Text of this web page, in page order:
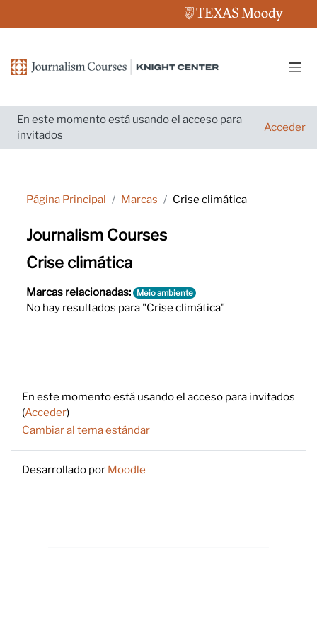
En este momento está usando el acceso para
invitados
Acceder
Página Principal Marcas Crise climática
Journalism Courses
Crise climática
Marcas relacionadas: Meio ambiente
No hay resultados para "Crise climática"
En este momento está usando el acceso para invitados
(Acceder)
Cambiar al tema estándar
Desarrollado por Moodle